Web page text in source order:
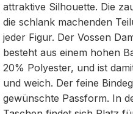
attraktive Silhouette. Die
die schlank machenden
jeder Figur. Der Vossen
besteht aus einem hohen
20% Polyester, und ist
und weich. Der feine
gewünschte Passform. In